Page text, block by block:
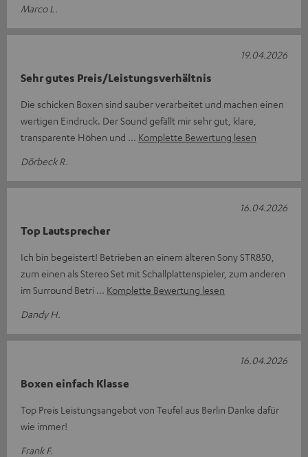
Marco L.
Sehr gutes Preis/Leistungsverhältnis
Die schicken Boxen sind sauber verarbeitet und machen einen
wertigen Eindruck. Der Sound gefällt mir sehr gut, klare,
transparente Höhen und
Komplette Bewertung lesen
Dörbeck R.
19.04.2026
Top Lautsprecher
Ich bin begeistert! Betrieben an einem älteren Sony STR850,
zum einen als Stereo Set mit Schallplattenspieler, zum anderen
im Surround Betri
Komplette Bewertung lesen
Dandy H.
16.04.2026
Boxen einfach Klasse
Top Preis Leistungsangebot von Teufel aus Berlin Danke dafür
wie immer!
Frank F.
16.04.2026